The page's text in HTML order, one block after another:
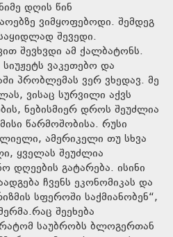
დღის წინ
ვიმყოფებოდი. შემდეგ
შევედი.
შევხვდი ამ ქალბატონს.
ვაკეთებო და
პრობლემას ვერ ვხედავ. მე
ვისაც სურვილი აქვს
ნებისმიერ დროს შეუძლია
წარმოშობისა. რუსი
ამერიკელი თუ სხვა
ყველას შეუძლია
დღეების გატარება. ისინი
ჩვენს ეკონომიკას და
სფეროში საქმიანობენ“,
შეეხება
საუბრობს ბლოგერთან